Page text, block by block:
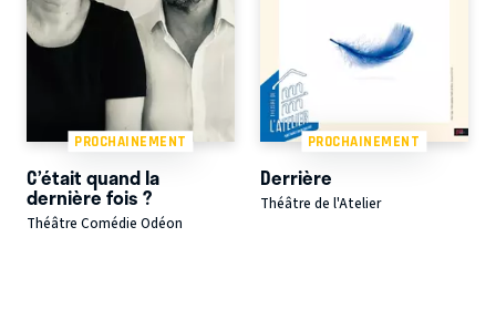
PROCHAINEMENT
C’était quand la
dernière fois ?
Théâtre Comédie Odéon
PROCHAINEMENT
Derrière
Théâtre de l'Atelier